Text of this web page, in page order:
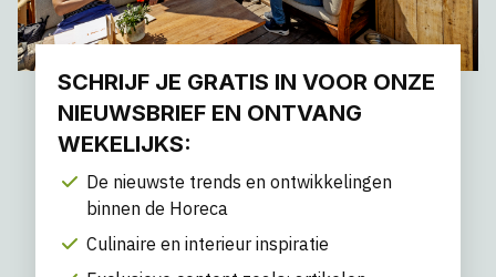
SCHRIJF JE GRATIS IN VOOR ONZE
NIEUWSBRIEF EN ONTVANG
WEKELIJKS:
De nieuwste trends en ontwikkelingen
binnen de Horeca
Culinaire en interieur inspiratie